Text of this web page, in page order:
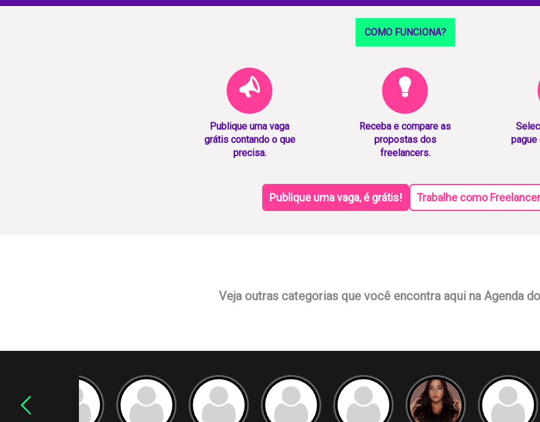
COMO FUNCIONA?
Publique uma vaga
grátis contando o que
precisa.
Receba e compare as
propostas dos
freelancers.
pague
Publique uma vaga, é grátis! Trabalhe como Freelancer
Veja outras categorias que você encontra aqui na Agenda